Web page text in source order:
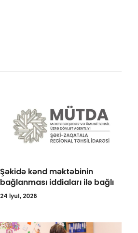
Şəkidə kənd məktəbinin
bağlanması iddiaları ilə bağlı
24 İyul, 2026